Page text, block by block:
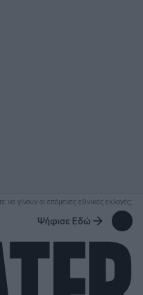
γίνουν οι επόμενες εθνικές εκλογές;
Ψήφισε Εδώ